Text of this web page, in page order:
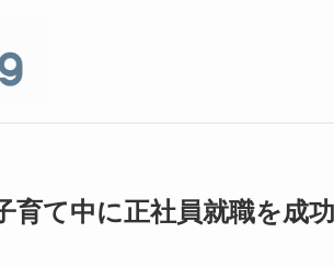
育て中に正社員就職を成